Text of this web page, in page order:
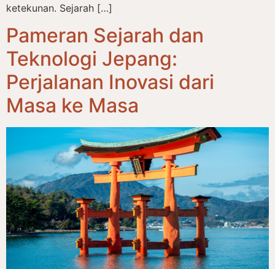
ketekunan. Sejarah […]
Pameran Sejarah dan
Teknologi Jepang:
Perjalanan Inovasi dari
Masa ke Masa